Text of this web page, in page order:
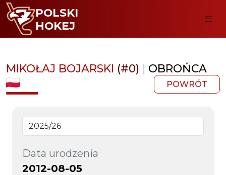
POLSKI
HOKEJ
MIKOŁAJ BOJARSKI (#0) | OBROŃCA
POWRÓT
Data urodzenia
2012-08-05